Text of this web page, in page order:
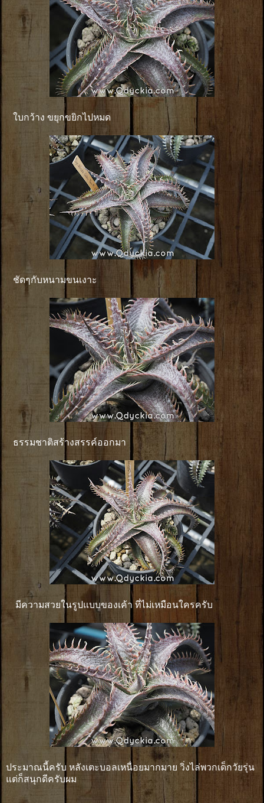
ใบกว้าง ขยุกขยิกไปหมด
ชัดๆกับหนามขนเงาะ
ธรรมชาติสร้างสรรค์ออกมา
มีความสวยในรูปแบบของเค้า ที่ไม่เหมือนใครครับ
ประมาณนี้ครับ หลังเตะบอลเหนื่อยมากมาย วิ่งไล่พวกเด็กวัยรุ่น
แต่ก็สนุกดีครับผม